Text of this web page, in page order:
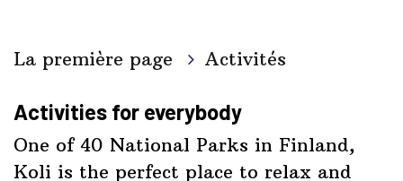
La première page Activités
Activities for everybody
One of 40 National Parks in Finland,
Koli is the perfect place to relax and